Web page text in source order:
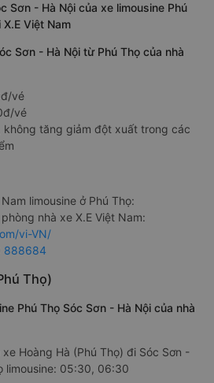
Sơn - Hà Nội của xe limousine Phú
Việt Nam
Sơn - Hà Nội từ Phú Thọ của nhà
vé
vé
không tăng giảm đột xuất trong các
limousine ở Phú Thọ:
nhà xe X.E Việt Nam:
vi-VN/
888684
Thọ)
Phú Thọ Sóc Sơn - Hà Nội của nhà
Hoàng Hà (Phú Thọ) đi Sóc Sơn -
limousine: 05:30, 06:30